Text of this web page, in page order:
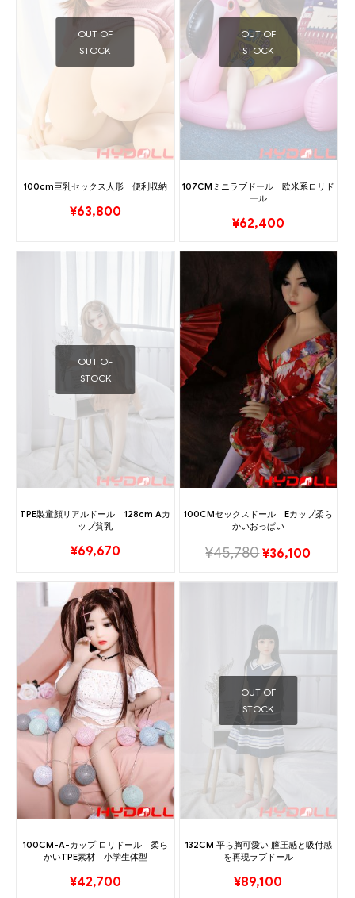
OUT OF
STOCK
100cm巨乳セックス人形 便利収納
¥63,800
OUT OF
STOCK
107CMミニラブドール 欧米系ロリド
ール
¥62,400
OUT OF
STOCK
TPE製童顔リアルドール 128cm Aカ
ップ貧乳
¥69,670
100CMセックスドール Eカップ柔ら
かいおっぱい
¥45,780 ¥36,100
100CM-A-カップ ロリドール 柔ら
かいTPE素材 小学生体型
¥42,700
OUT OF
STOCK
132CM 平ら胸可愛い 膣圧感と吸付感
を再現ラブドール
¥89,100